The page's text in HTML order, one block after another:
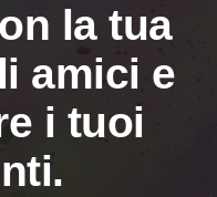
la tua
amici e
i tuoi